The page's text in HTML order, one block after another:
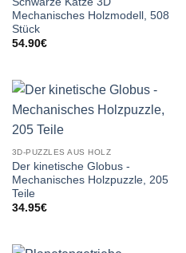
Mechanisches Holzmodell, 508
Stück
54.90€
3D-PUZZLES AUS HOLZ
Der kinetische Globus -
Mechanisches Holzpuzzle, 205
Teile
34.95€